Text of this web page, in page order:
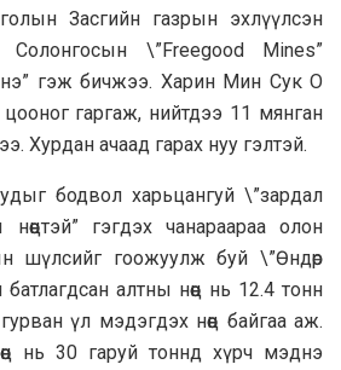
Засгийн газрын эхлүүлсэн
Солонгосын \”Freegood Mines”
гэж бичжээ. Харин Мин Сук О
гаргаж, нийтдээ 11 мянган
Хурдан ачаад гарах нуу гэлтэй.
бодвол харьцангуй \”зардал
гэгдэх чанараараа олон
шүлсийг гоожуулж буй \”Өндөр
алтны нөөц нь 12.4 тонн
үл мэдэгдэх нөөц байгаа аж.
нь 30 гаруй тоннд хүрч мэднэ